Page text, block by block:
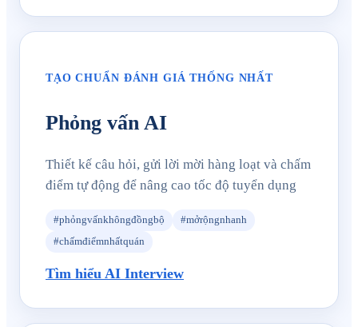
TẠO CHUẨN ĐÁNH GIÁ THỐNG NHẤT
Phỏng vấn AI
Thiết kế câu hỏi, gửi lời mời hàng loạt và chấm
điểm tự động để nâng cao tốc độ tuyển dụng
#phỏngvấnkhôngđồngbộ
#mởrộngnhanh
#chấmđiểmnhấtquán
Tìm hiểu AI Interview